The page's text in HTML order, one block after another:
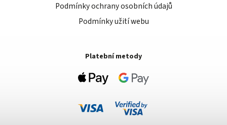
Podmínky ochrany osobních údajů
Podmínky užití webu
Platební metody